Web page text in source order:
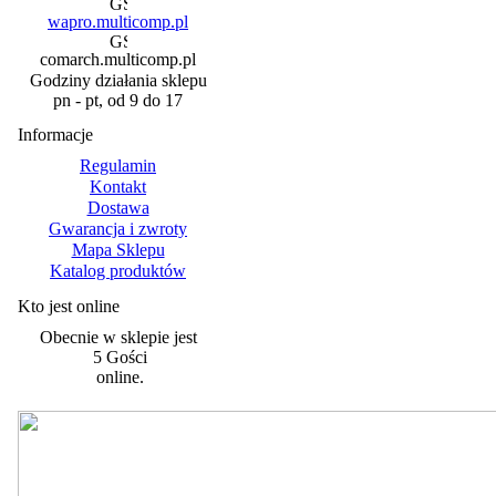
wapro.multicomp.pl
comarch.multicomp.pl
Godziny działania sklepu
pn - pt, od 9 do 17
Informacje
Regulamin
Kontakt
Dostawa
Gwarancja i zwroty
Mapa Sklepu
Katalog produktów
Kto jest online
Obecnie w sklepie jest
5 Gości
online.